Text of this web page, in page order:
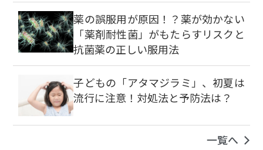
薬の誤服用が原因！？薬が効かない
「薬剤耐性菌」がもたらすリスクと
抗菌薬の正しい服用法
子どもの「アタマジラミ」、初夏は
流行に注意！対処法と予防法は？
一覧へ